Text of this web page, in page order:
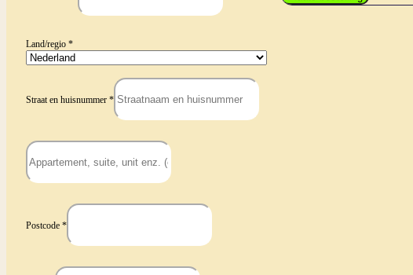
Land/regio *
Straat en huisnummer *
Appartement,
suite,
unit
enz.(optioneel)
Postcode *